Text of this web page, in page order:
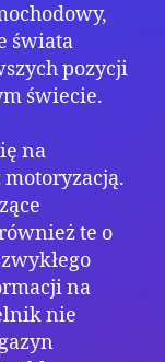
świata
pozycji
świecie.
na
te o
na
nie